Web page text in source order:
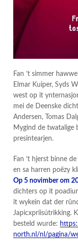
Fan ’t simmer
Elmar Kuiper, Syds
west op it
mei de Deenske
Andersen, Tomas
Mygind de twatalige
presintearjen.
Fan ’t hjerst binne
en sa harren poëzy
Op 5 novimber om
dichters op it
it wykein dat der
Japicxpriisútrikking.
besteld wurde:
north.nl/nl/pagina/